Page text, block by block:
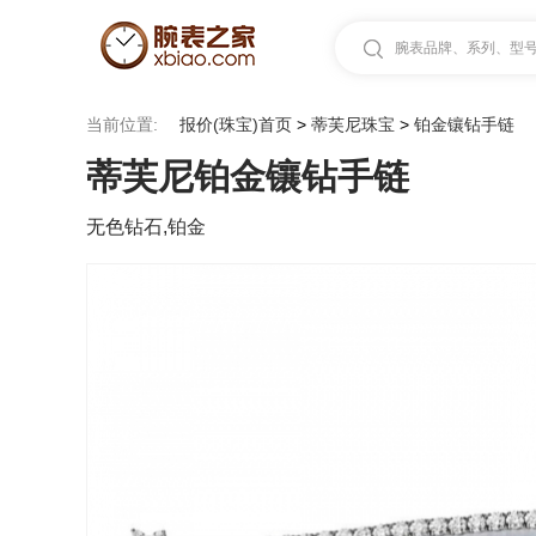
腕表品牌、系列、型
当前位置: 报价(珠宝)首页 > 蒂芙尼珠宝 > 铂金镶钻手链
蒂芙尼铂金镶钻手链
无色钻石,铂金